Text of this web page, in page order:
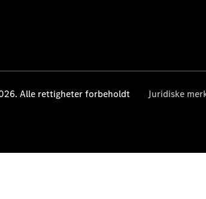
Alle rettigheter forbeholdt Juridiske